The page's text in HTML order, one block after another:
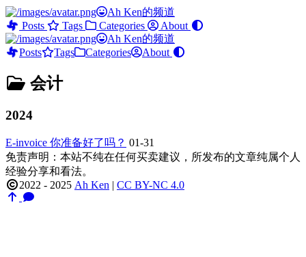
Ah Ken的频道
Posts
Tags Categories
About
Ah Ken的频道
Posts
Tags Categories About
会计
2024
E-invoice 你准备好了吗？ 01-31
免责声明：本站不纯在任何买卖建议，所发布的文章纯属个人
经验分享和看法。
2022 - 2025 Ah Ken | CC BY-NC 4.0